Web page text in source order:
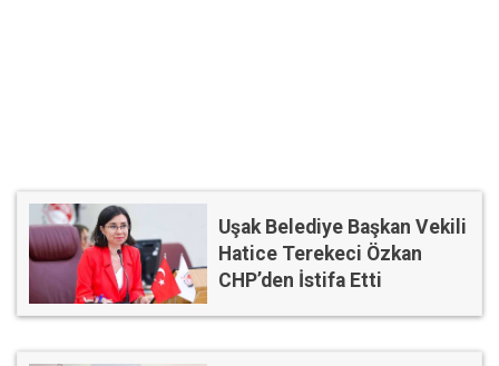
Uşak Belediye Başkan Vekili
Hatice Terekeci Özkan
CHP’den İstifa Etti